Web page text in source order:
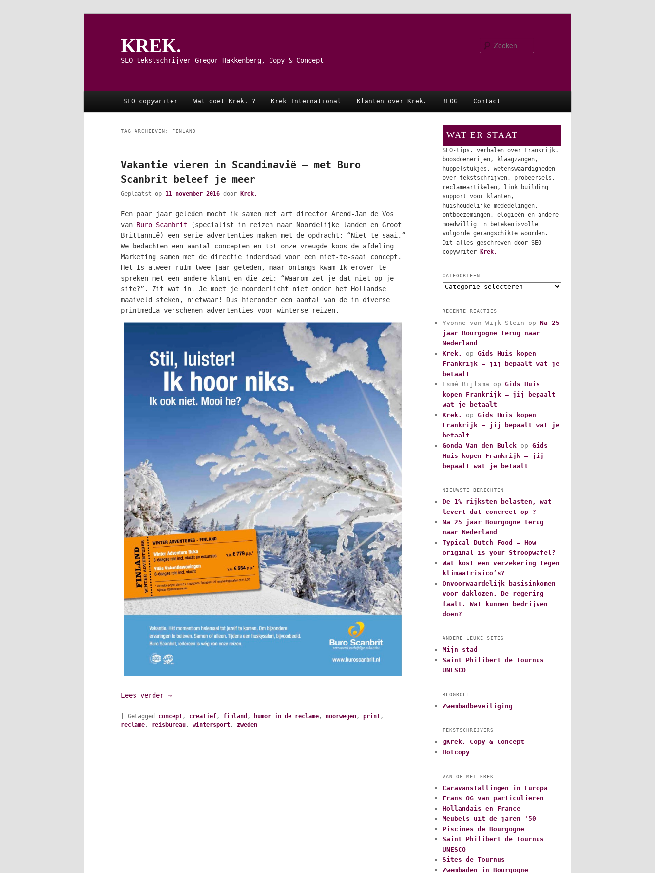
KREK.
SEO tekstschrijver Gregor Hakkenberg, Copy & Concept
SEO copywriter Wat doet Krek. ? Krek International Klanten over Krek. BLOG Contact
TAG ARCHIEVEN: FINLAND
Vakantie vieren in Scandinavië – met Buro
Scanbrit beleef je meer
Geplaatst op 11 november 2016 door Krek.
Een paar jaar geleden mocht ik samen met art director Arend-Jan de Vos
van Buro Scanbrit (specialist in reizen naar Noordelijke landen en Groot
Brittannië) een serie advertenties maken met de opdracht: “Niet te saai.”
We bedachten een aantal concepten en tot onze vreugde koos de afdeling
Marketing samen met de directie inderdaad voor een niet-te-saai concept.
Het is alweer ruim twee jaar geleden, maar onlangs kwam ik erover te
spreken met een andere klant en die zei: “Waarom zet je dat niet op je
site?”. Zit wat in. Je moet je noorderlicht niet onder het Hollandse
maaiveld steken, nietwaar! Dus hieronder een aantal van de in diverse
printmedia verschenen advertenties voor winterse reizen.
Lees verder →
Getagged concept, creatief, finland , humor in de reclame, noorwegen, print,
reclame, reisbureau, wintersport, zweden
WAT ER STAAT
SEO-tips, verhalen over Frankrijk,
boosdoenerijen, klaagzangen,
huppelstukjes, wetenswaardigheden
over tekstschrijven, probeersels,
reclameartikelen, link building
support voor klanten,
huishoudelijke mededelingen,
ontboezemingen, elogieën en andere
moedwillig in betekenisvolle
volgorde gerangschikte woorden.
Dit alles geschreven door SEO-
copywriter Krek.
CATEGORIEËN
C
e
g
o
r
i
e
ë
RECENTE REACTIES
Yvonne van Wijk-Stein op Na 25
jaar Bourgogne terug naar
Nederland
Krek.
op Gids Huis kopen
Frankrijk – jij bepaalt wat je
betaalt
Esmé Bijlsma op Gids Huis
kopen Frankrijk – jij bepaalt
wat je betaalt
Krek.
op Gids Huis kopen
Frankrijk – jij bepaalt wat je
betaalt
Gonda Van den Bulck op Gids
Huis kopen Frankrijk – jij
bepaalt wat je betaalt
NIEUWSTE BERICHTEN
De 1% rijksten belasten, wat
levert dat concreet op ?
Na 25 jaar Bourgogne terug
naar Nederland
Typical Dutch Food – How
original is your Stroopwafel?
Wat kost een verzekering tegen
klimaatrisico’s?
Onvoorwaardelijk basisinkomen
voor daklozen. De regering
faalt. Wat kunnen bedrijven
doen?
ANDERE LEUKE SITES
Mijn stad
Saint Philibert de Tournus
UNESCO
BLOGROLL
Zwembadbeveiliging
TEKSTSCHRIJVERS
@Krek. Copy & Concept
Hotcopy
VAN OF MET KREK.
Caravanstallingen in Europa
Frans OG van particulieren
Hollandais en France
Meubels uit de jaren '50
Piscines de Bourgogne
Saint Philibert de Tournus
UNESCO
Sites de Tournus
Zwembaden in Bourgogne